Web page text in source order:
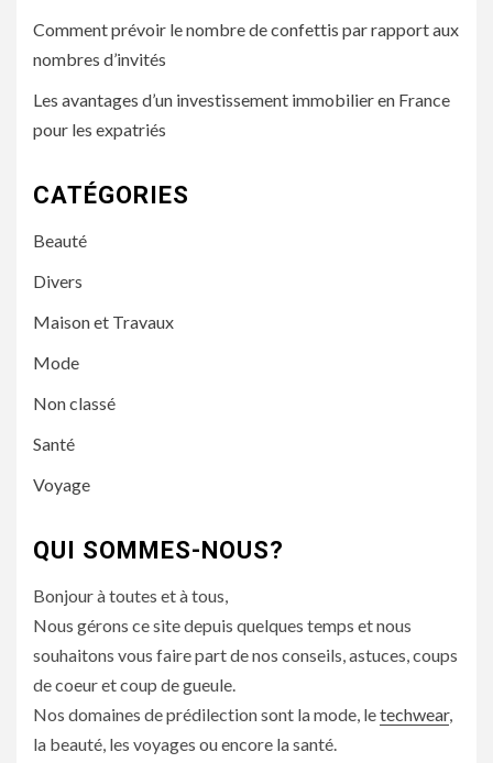
Comment prévoir le nombre de confettis par rapport aux
nombres d’invités
Les avantages d’un investissement immobilier en France
pour les expatriés
CATÉGORIES
Beauté
Divers
Maison et Travaux
Mode
Non classé
Santé
Voyage
QUI SOMMES-NOUS?
Bonjour à toutes et à tous,
Nous gérons ce site depuis quelques temps et nous
souhaitons vous faire part de nos conseils, astuces, coups
de coeur et coup de gueule.
Nos domaines de prédilection sont la mode, letechwear,
la beauté, les voyages ou encore la santé.